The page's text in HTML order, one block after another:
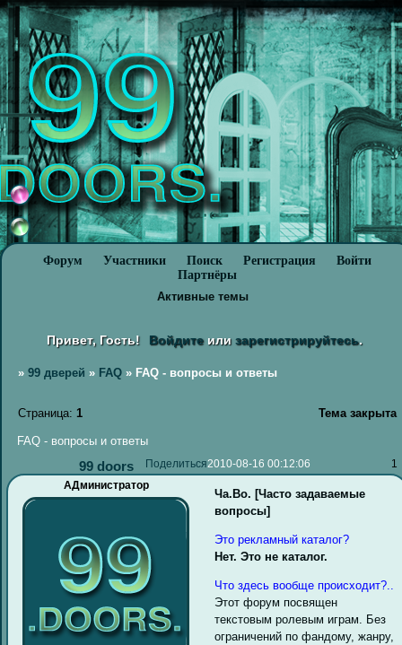
Форум Участники Поиск Регистрация
Войти
Партнёры
Активные темы
Привет, Гость! Войдитеили зарегистрируйтесь.
» 99 дверей » FAQ » FAQ - вопросы и ответы
FAQ - вопросы и ответы
Страница: 1 Тема закрыта
Поделиться 1
2010-08-16 00:12:06
99 doors
АДминистратор
Ча.Во. [Часто задаваемые
вопросы]
Это рекламный каталог?
Нет. Это не каталог.
Что здесь вообще происходит?..
Этот форум посвящен
текстовым ролевым играм. Без
ограничений по фандому, жанру,